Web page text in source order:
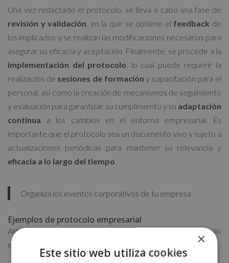
Una vez redactado el protocolo, se lleva a cabo una fase de
revisión y validación , en la que se obtiene el feedback de
los implicados y se realizan las modificaciones necesarias para
asegurar su eficacia y aceptación. Finalmente, se procede a la
implementación del protocolo , lo cual puede requerir la
realización de sesiones de formación y capacitación para el
personal, así como la creación de mecanismos de seguimiento
y evaluación para garantizar su cumplimiento y su adaptación
continua a los cambios en el entorno empresarial. Es
importante que el protocolo sea un documento vivo y sujeto a
actualizaciones periódicas para mantener su relevancia y
eficacia a lo largo del tiempo
Organiza los eventos corporativos de tu empresa
Ejemplos de protocolo empresarial
Algunos ejemplos de aspectos que puede incluir un protocolo
empresarial son:
×
Este sitio web utiliza cookies